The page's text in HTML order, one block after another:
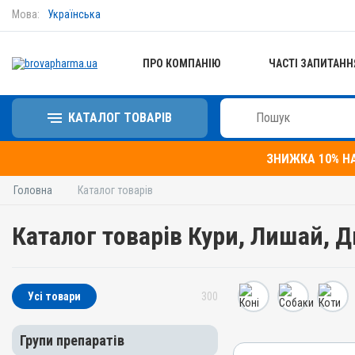
Мова: Українська
ПРО КОМПАНІЮ ЧАСТІ
КАТАЛОГ ТОВАРІВ
ЗНИЖКА 10%
Головна Каталог товарів
Каталог товарів Кури, Лишай,
Усі товари 300
Групи препаратів